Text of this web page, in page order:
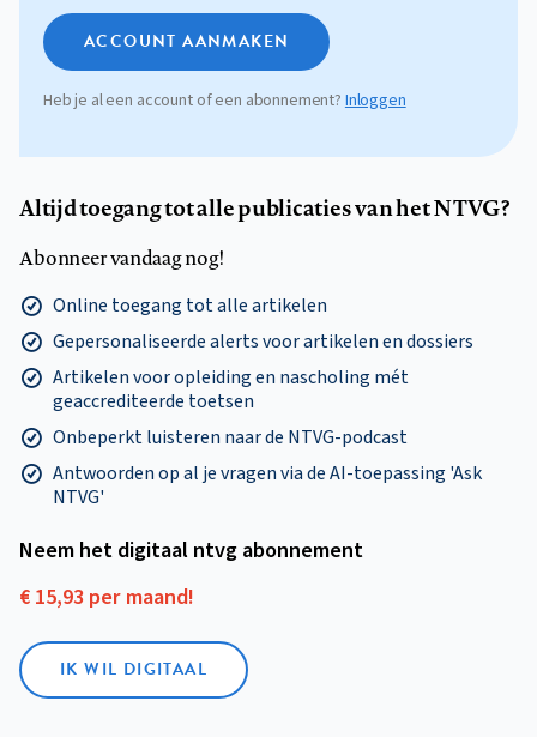
ACCOUNT AANMAKEN
Heb je al een account of een abonnement? Inloggen
Altijd toegang tot alle publicaties van het NTVG?
Abonneer vandaag nog!
Online toegang tot alle artikelen
Gepersonaliseerde alerts voor artikelen en dossiers
Artikelen voor opleiding en nascholing mét
geaccrediteerde toetsen
Onbeperkt luisteren naar de NTVG-podcast
Antwoorden op al je vragen via de AI-toepassing 'Ask
NTVG'
Neem het digitaal ntvg abonnement
€ 15,93 per maand!
IK WIL DIGITAAL